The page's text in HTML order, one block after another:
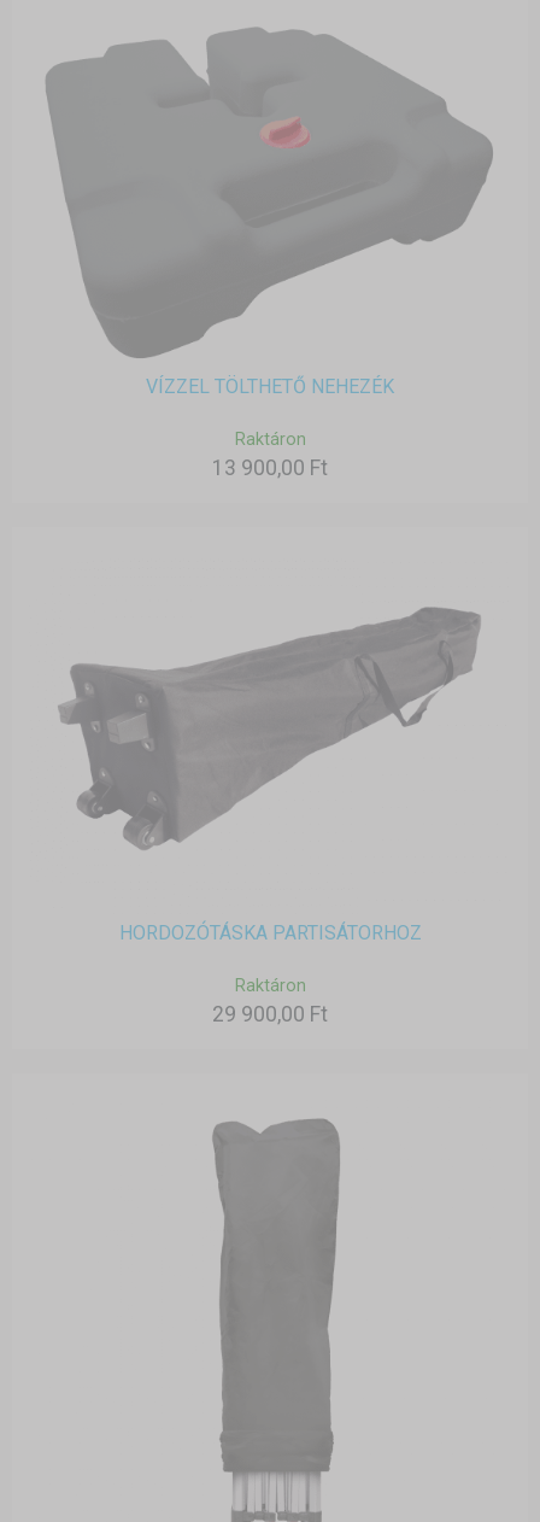
VÍZZEL TÖLTHETŐ NEHEZÉK
Raktáron
13 900,00 Ft
HORDOZÓTÁSKA PARTISÁTORHOZ
Raktáron
29 900,00 Ft